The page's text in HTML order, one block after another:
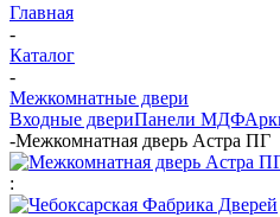
Главная
-
Каталог
-
Межкомнатные двери
Входные двериПанели МДФ
-Межкомнатная дверь Астра ПГ
: